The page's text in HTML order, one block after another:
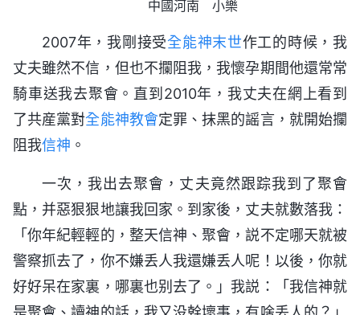
中國河南 小樂
2007年，我剛接受全能神末世作工的時候，我
丈夫雖然不信，但也不攔阻我，我懷孕期間他還常常
騎車送我去聚會。直到2010年，我丈夫在網上看到
了共産黨對全能神教會定罪、抹黑的謡言，就開始攔
阻我信神 。
一次，我出去聚會，丈夫竟然跟踪我到了聚會
點，并惡狠狠地讓我回家。到家後，丈夫就數落我：
「你年紀輕輕的，整天信神、聚會，説不定哪天就被
警察抓去了，你不嫌丢人我還嫌丢人呢！以後，你就
好好呆在家裏，哪裏也别去了。」我説：「我信神就